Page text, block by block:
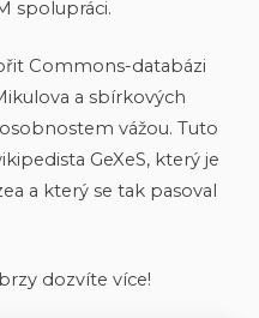
spolupráci.
Commons-databázi
a sbírkových
vážou. Tuto
GeXeS, který je
a který se tak pasoval
dozvíte více!